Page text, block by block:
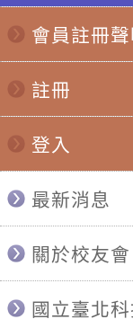
會員註冊聲
註冊
登入
最新消息
關於校友會
國立臺北